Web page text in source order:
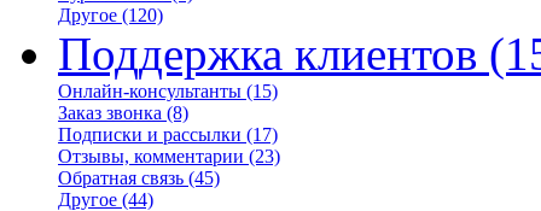
Другое (120)
Поддержка клиентов
Онлайн-консультанты (15)
Заказ звонка (8)
Подписки и рассылки (17)
Отзывы, комментарии (23)
Обратная связь (45)
Другое (44)